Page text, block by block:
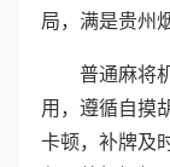
局，满是贵州
普通麻将
用，遵循自摸
卡顿，补牌及